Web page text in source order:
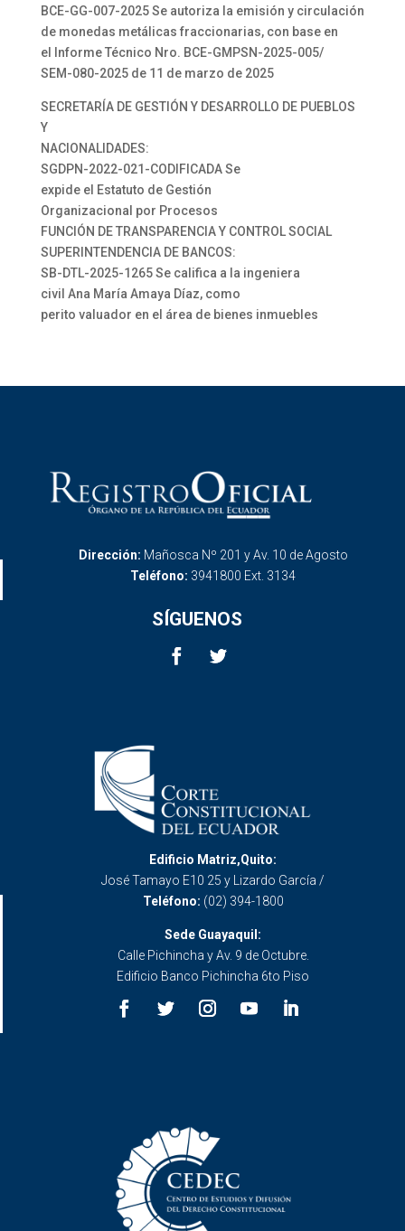
BCE-GG-007-2025 Se autoriza la emisión y circulación
de monedas metálicas fraccionarias, con base en
el Informe Técnico Nro. BCE-GMPSN-2025-005/
SEM-080-2025 de 11 de marzo de 2025
SECRETARÍA DE GESTIÓN Y DESARROLLO DE PUEBLOS
Y
NACIONALIDADES:
SGDPN-2022-021-CODIFICADA Se
expide el Estatuto de Gestión
Organizacional por Procesos
FUNCIÓN DE TRANSPARENCIA Y CONTROL SOCIAL
SUPERINTENDENCIA DE BANCOS:
SB-DTL-2025-1265 Se califica a la ingeniera
civil Ana María Amaya Díaz, como
perito valuador en el área de bienes inmuebles
Dirección: Mañosca Nº 201 y Av. 10 de Agosto
Teléfono: 3941800 Ext. 3134
SÍGUENOS
Edificio Matriz,Quito:
José Tamayo E10 25 y Lizardo García /
Teléfono: (02) 394-1800
Sede Guayaquil:
Calle Pichincha y Av. 9 de Octubre.
Edificio Banco Pichincha 6to Piso